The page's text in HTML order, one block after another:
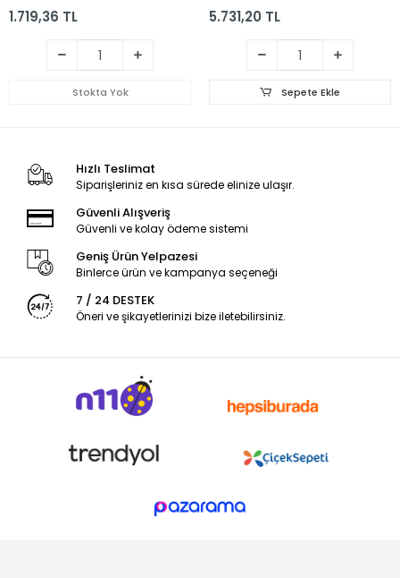
1.719,36 TL
Stokta Yok
5.731,20 TL
Sepete Ekle
Hızlı Teslimat
Siparişleriniz en kısa sürede elinize ulaşır.
Güvenli Alışveriş
Güvenli ve kolay ödeme sistemi
Geniş Ürün Yelpazesi
Binlerce ürün ve kampanya seçeneği
7 / 24 DESTEK
Öneri ve şikayetlerinizi bize iletebilirsiniz.